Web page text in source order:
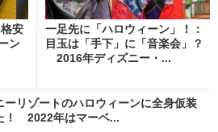
安
ン
一足先に「ハロウィーン」！：
目玉は「手下」に「音楽会」？
2016年ディズニー・...
ーリゾートのハロウィーンに全身仮装
！ 2022年はマーベ...